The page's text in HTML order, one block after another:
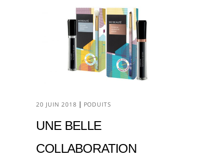
20 JUIN 2018 PODUITS
UNE BELLE
COLLABORATION